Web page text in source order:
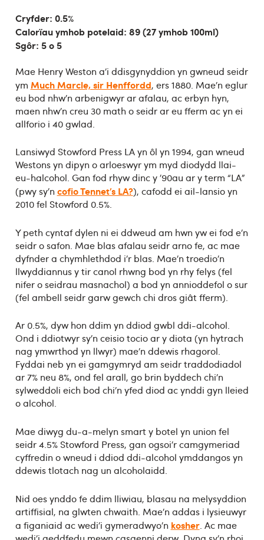
Cryfder: 0.5%
Calorïau ymhob potelaid: 89 (27 ymhob 100ml)
Sgôr: 5 o 5
Mae Henry Weston a’i ddisgynyddion yn gwneud seidr
ym Much Marcle, sir Henffordd, ers 1880. Mae’n eglur
eu bod nhw’n arbenigwyr ar afalau, ac erbyn hyn,
maen nhw’n creu 30 math o seidr ar eu fferm ac yn ei
allforio i 40 gwlad.
Lansiwyd Stowford Press LA yn ôl yn 1994, gan wneud
Westons yn dipyn o arloeswyr ym myd diodydd llai-
eu-halcohol. Gan fod rhyw dinc y ’90au ar y term “LA”
(pwy sy’n cofio Tennet’s LA?), cafodd ei ail-lansio yn
2010 fel Stowford 0.5%.
Y peth cyntaf dylen ni ei ddweud am hwn yw ei fod e’n
seidr o safon. Mae blas afalau seidr arno fe, ac mae
dyfnder a chymhlethdod i’r blas. Mae’n troedio’n
llwyddiannus y tir canol rhwng bod yn rhy felys (fel
nifer o seidrau masnachol) a bod yn annioddefol o sur
(fel ambell seidr garw gewch chi dros giât fferm).
Ar 0.5%, dyw hon ddim yn ddiod gwbl ddi-alcohol.
Ond i ddiotwyr sy’n ceisio tocio ar y diota (yn hytrach
nag ymwrthod yn llwyr) mae’n ddewis rhagorol.
Fyddai neb yn ei gamgymryd am seidr traddodiadol
ar 7% neu 8%, ond fel arall, go brin byddech chi’n
sylweddoli eich bod chi’n yfed diod ac ynddi gyn lleied
o alcohol.
Mae diwyg du-a-melyn smart y botel yn union fel
seidr 4.5% Stowford Press, gan ogsoi’r camgymeriad
cyffredin o wneud i ddiod ddi-alcohol ymddangos yn
ddewis tlotach nag un alcoholaidd.
Nid oes ynddo fe ddim lliwiau, blasau na melysyddion
artiffisial, na glwten chwaith. Mae’n addas i lysieuwyr
a figaniaid ac wedi’i gymeradwyo’n kosher. Ac mae